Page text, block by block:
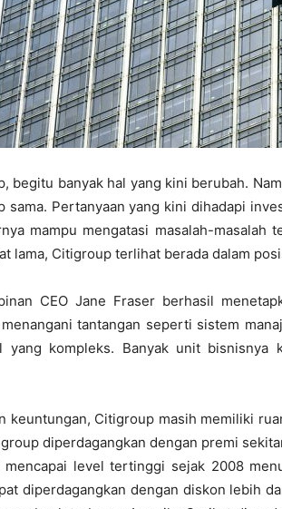
, begitu banyak hal yang kini berubah.
sama. Pertanyaan yang kini dihadapi
mampu mengatasi masalah-masalah
lama, Citigroup terlihat berada dalam
CEO Jane Fraser berhasil
tantangan seperti sistem
yang kompleks. Banyak unit bisnisnya
keuntungan, Citigroup masih memiliki
diperdagangkan dengan premi
level tertinggi sejak 2008
diperdagangkan dengan diskon lebih